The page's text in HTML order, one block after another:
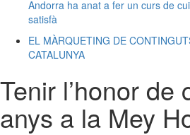
Andorra ha anat a fer un curs de
satisfà
EL MÀRQUETING DE
CATALUNYA
Tenir l’honor de
anys a la Mey